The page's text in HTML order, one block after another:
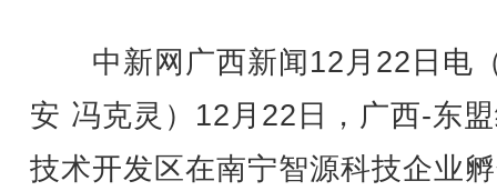
中新网广西新闻12月22日电
安 冯克灵）12月22日，广西-东
技术开发区在南宁智源科技企业